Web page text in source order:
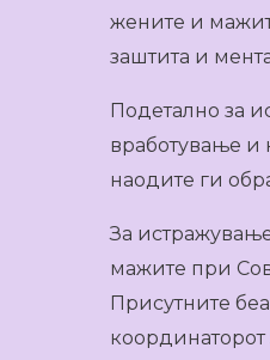
жените и
заштита и
Подетално за
вработување и
наодите ги
За
мажите при
Присутните